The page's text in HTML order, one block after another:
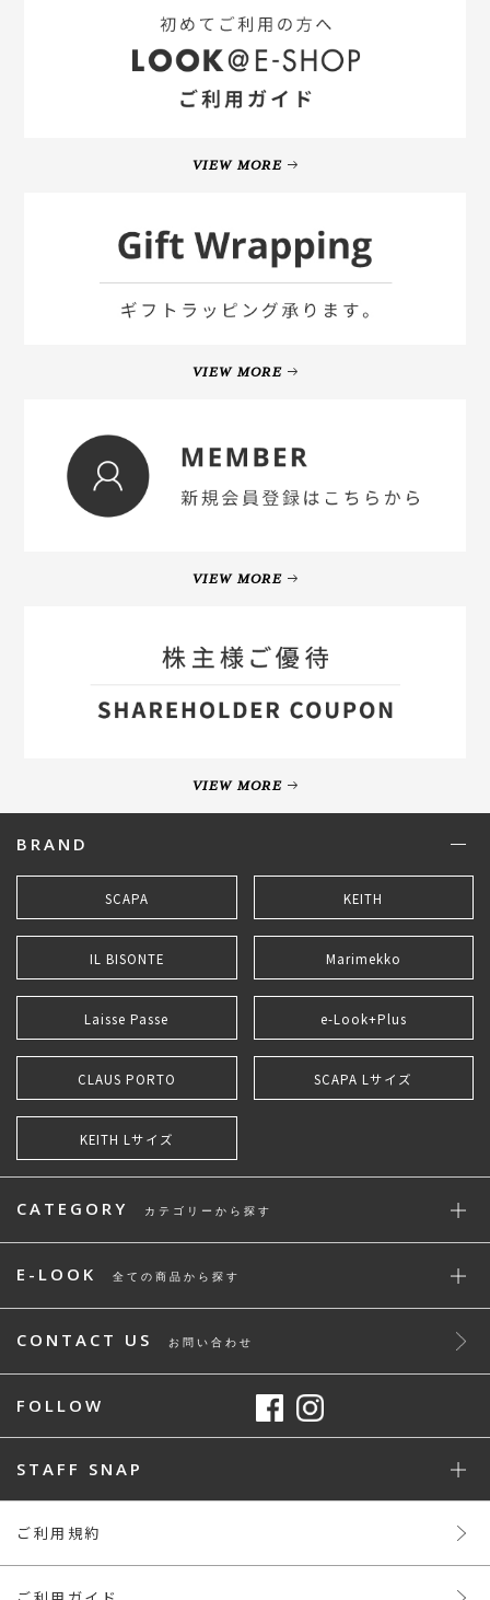
VIEW MORE
VIEW MORE
VIEW MORE
VIEW MORE
BRAND
SCAPA KEITH
IL BISONTE Marimekko
Laisse Passe e-Look+Plus
CLAUS PORTO SCAPA Lサイズ
KEITH Lサイズ
CATEGORY カテゴリーから探す
E-LOOK 全ての商品から探す
CONTACT US お問い合わせ
FOLLOW
STAFF SNAP
ご利用規約